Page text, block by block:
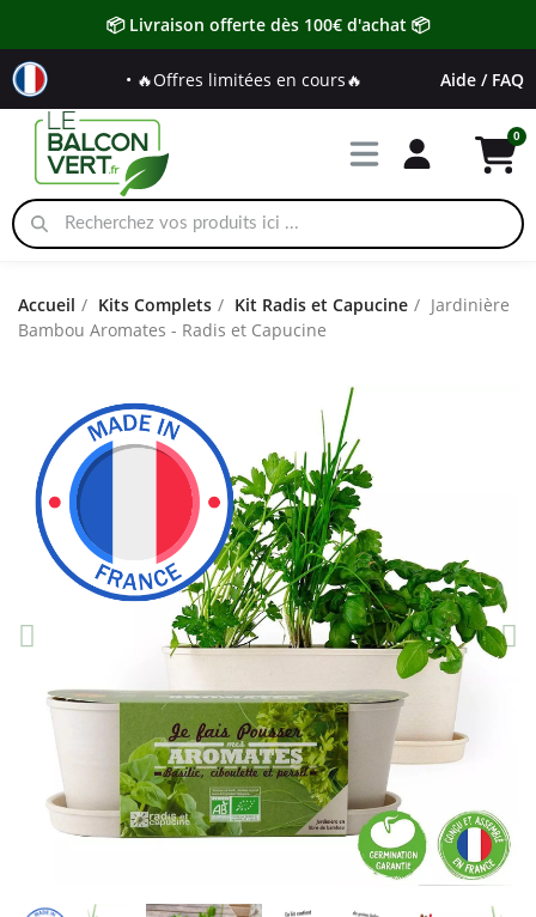
📦 Livraison offerte dès 100€ d'achat 📦
• 🔥Offres limitées en cours🔥 Aide / FAQ
Accueil Kits Complets Kit Radis et Capucine
Jardinière
Bambou Aromates - Radis et Capucine